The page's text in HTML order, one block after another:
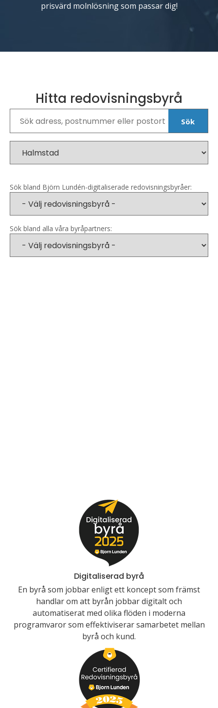
prisvärd molnlösning som passar dig!
Hitta redovisningsbyrå
Sök
Sök bland Björn Lundén-digitaliserade redovisningsbyråer:
Sök bland alla våra byråpartners:
Digitaliserad byrå
En byrå som jobbar enligt ett koncept som främst
handlar om att byrån jobbar digitalt och
automatiserat med olika flöden i moderna
programvaror som effektiviserar samarbetet mellan
byrå och kund.